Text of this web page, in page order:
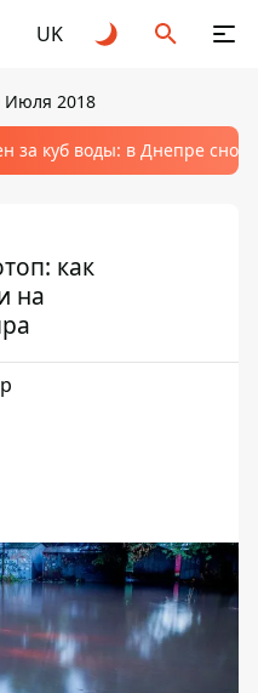
UK
Июля 2018
за куб воды: в Днепре
как
на